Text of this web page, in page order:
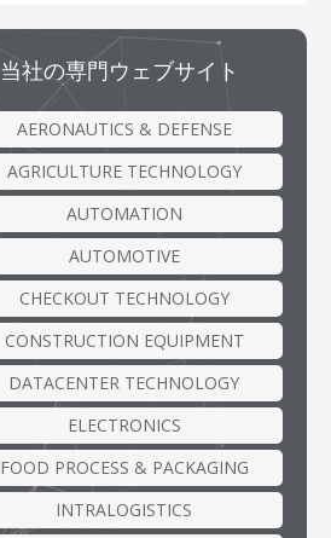
当社の専門ウェブサイト
AERONAUTICS & DEFENSE
AGRICULTURE TECHNOLOGY
AUTOMATION
AUTOMOTIVE
CHECKOUT TECHNOLOGY
CONSTRUCTION EQUIPMENT
DATACENTER TECHNOLOGY
ELECTRONICS
FOOD PROCESS & PACKAGING
INTRALOGISTICS